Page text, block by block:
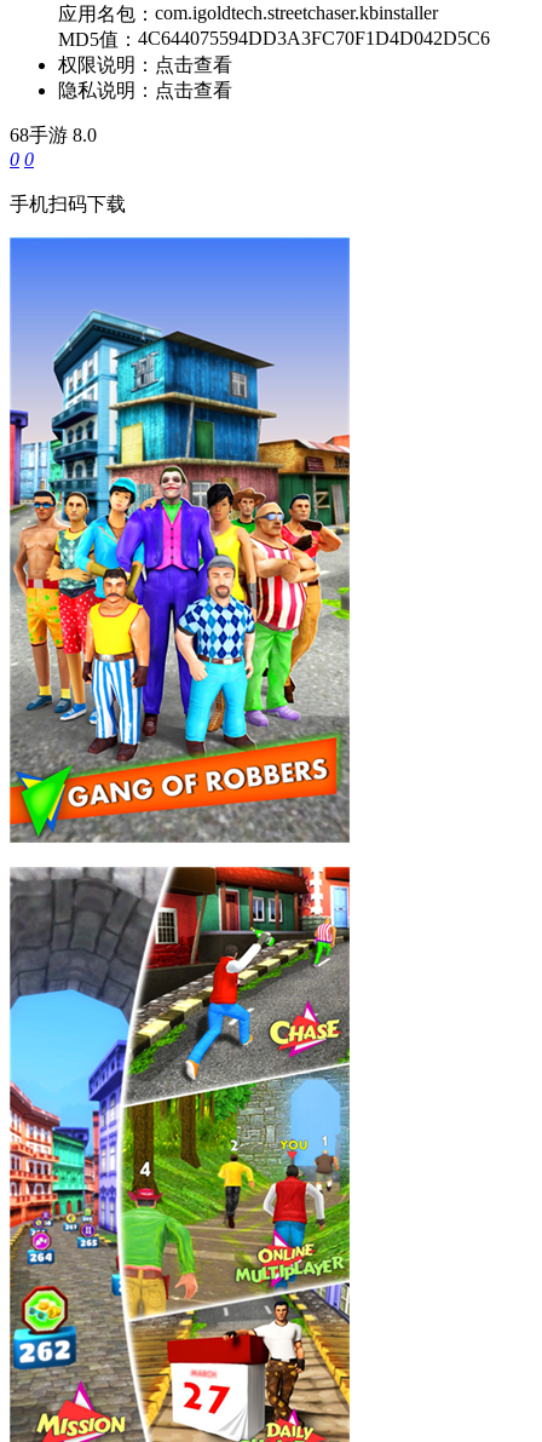
应用名包： com.igoldtech.streetchaser.kbinstaller
MD5值： 4C644075594DD3A3FC70F1D4D042D5C6
权限说明： 点击查看
隐私说明： 点击查看
68手游 8.0
0 0
手机扫码下载